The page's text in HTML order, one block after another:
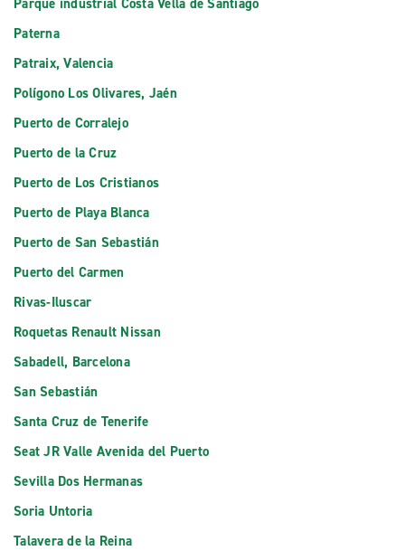
Parque industrial Costa Vella de Santiago
Paterna
Patraix, Valencia
Polígono Los Olivares, Jaén
Puerto de Corralejo
Puerto de la Cruz
Puerto de Los Cristianos
Puerto de Playa Blanca
Puerto de San Sebastián
Puerto del Carmen
Rivas-Iluscar
Roquetas Renault Nissan
Sabadell, Barcelona
San Sebastián
Santa Cruz de Tenerife
Seat JR Valle Avenida del Puerto
Sevilla Dos Hermanas
Soria Untoria
Talavera de la Reina